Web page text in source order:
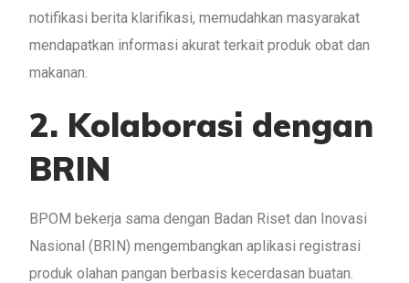
notifikasi berita klarifikasi, memudahkan masyarakat
mendapatkan informasi akurat terkait produk obat dan
makanan.
2. Kolaborasi dengan
BRIN
BPOM bekerja sama dengan Badan Riset dan Inovasi
Nasional (BRIN) mengembangkan aplikasi registrasi
produk olahan pangan berbasis kecerdasan buatan.